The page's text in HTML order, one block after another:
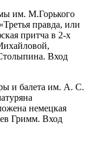
им. М.Горького
правда, или
притча в 2-х
Вход
и балета им. А. С.
немецкая
Гримм. Вход